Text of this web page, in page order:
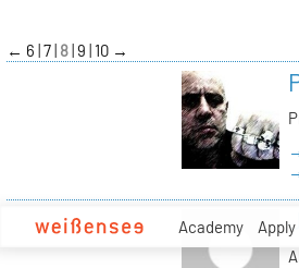
Academy Apply
← 6 7 8 9 10 →